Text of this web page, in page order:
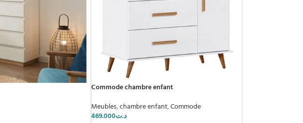
Commode chambre enfant
Meubles,chambre enfant,Commode
د.ت469.000